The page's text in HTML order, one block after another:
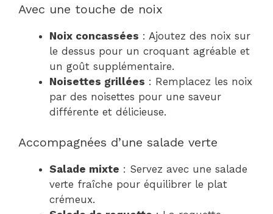
Avec une touche de noix
Noix concassées : Ajoutez des noix sur
le dessus pour un croquant agréable et
un goût supplémentaire.
Noisettes grillées : Remplacez les noix
par des noisettes pour une saveur
différente et délicieuse.
Accompagnées d’une salade verte
Salade mixte : Servez avec une salade
verte fraîche pour équilibrer le plat
crémeux.